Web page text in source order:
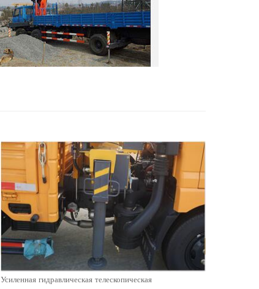
Усиленная гидравлическая телескопическая